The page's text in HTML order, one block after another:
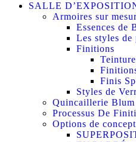
SALLE
Armoires sur
Essences de
Les styles de
Finitions
Finis
Styles de
Quincaillerie Blum
Processus De
Options de